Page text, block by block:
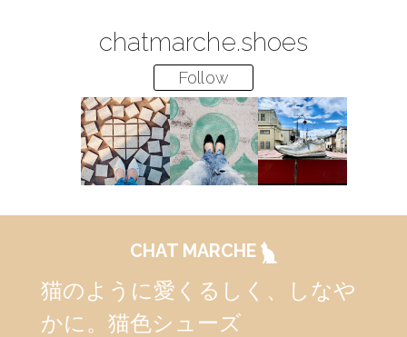
chatmarche.shoes
Follow
CHAT MARCHE
猫のように愛くるしく、しなや
かに。猫色シューズ